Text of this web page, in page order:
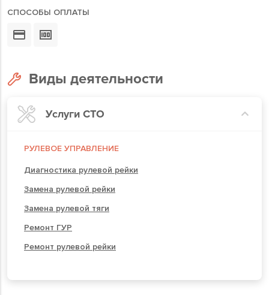
СПОСОБЫ ОПЛАТЫ
Виды деятельности
Услуги СТО
РУЛЕВОЕ УПРАВЛЕНИЕ
Диагностика рулевой рейки
Замена рулевой рейки
Замена рулевой тяги
Ремонт ГУР
Ремонт рулевой рейки